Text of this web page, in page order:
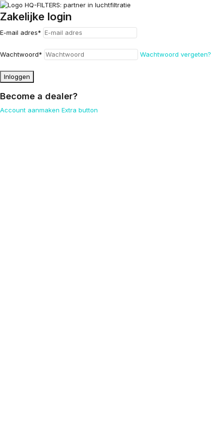
Zakelijke login
E-mail adres*
Wachtwoord* Wachtwoord vergeten?
Inloggen
Become a dealer?
Account aanmaken Extra button